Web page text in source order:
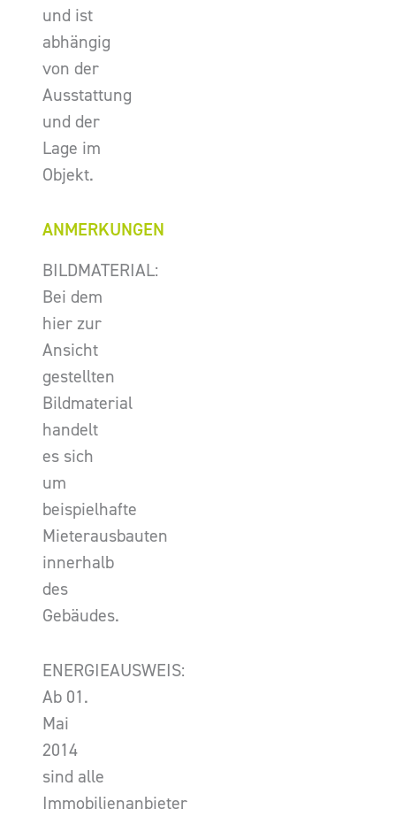
und ist
abhängig
von der
Ausstattung
und der
Lage im
Objekt.
ANMERKUNGEN
BILDMATERIAL:
Bei dem
hier zur
Ansicht
gestellten
Bildmaterial
handelt
es sich
um
beispielhafte
Mieterausbauten
innerhalb
des
Gebäudes.
ENERGIEAUSWEIS:
Ab 01.
Mai
2014
sind alle
Immobilienanbieter